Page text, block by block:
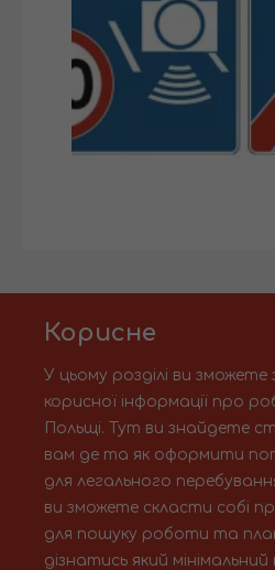
Корисне
У цьому розділі ви
корисної інформації про
Польщі. Тут ви знайдете
вам де та як оформити
для легального
ви зможете скласти собі
для пошуку роботи та
дізнатись який